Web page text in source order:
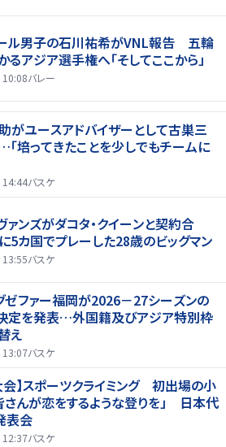
ル男子の石川祐希がVNL報告 五輪
るアジア選手権へ「そしてここから」
バレー
がユースアドバイザーとして古巣三
培ってきたことを少しでもチームに
バスケ
ァンズがダコタ・クイーンと契約合
カ国でプレーした28歳のビッグマン
バスケ
ゼファー福岡が2026－27シーズンの
定を発表…外国籍及びアジア特別枠
え
バスケ
会】スポーツクライミング 初出場の小
さんが恋をするような登りを」 日本代
表会
バスケ